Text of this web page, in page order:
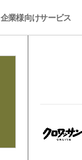
企業様向けサービス